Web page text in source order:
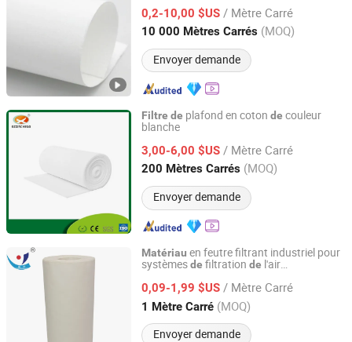
0,2-10,00 $US / Mètre Carré
10 000 Mètres Carrés (MOQ)
Envoyer demande
Jiangsu, China Depuis 2007
Filtre de plafond en coton de couleur
blanche
3,00-6,00 $US / Mètre Carré
200 Mètres Carrés (MOQ)
Envoyer demande
Guangzhou Xincheng New Materials Co., Limited
Guangdong, China Depuis 2018
Matériau en feutre filtrant industriel pour
systèmesde filtration de l'air
0,09-1,99 $US / Mètre Carré
1 Mètre Carré (MOQ)
Envoyer demande
Jiangsu Blue Sky Environmental Protection Group Co.,
Jiangsu, China Depuis 2025